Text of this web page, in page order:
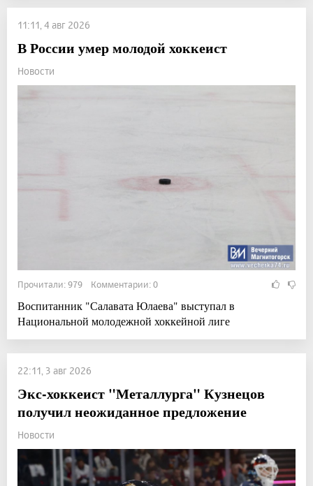
11:11, 4 авг 2026
В России умер молодой хоккеист
Новости
Прочитали: 979 Комментарии: 0
Воспитанник "Салавата Юлаева" выступал в
Национальной молодежной хоккейной лиге
22:11, 3 авг 2026
Экс-хоккеист "Металлурга" Кузнецов
получил неожиданное предложение
Новости